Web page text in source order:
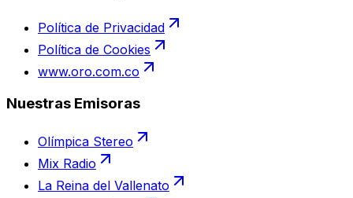
Política de Privacidad
Política de Cookies
www.oro.com.co
Nuestras Emisoras
Olímpica Stereo
Mix Radio
La Reina del Vallenato